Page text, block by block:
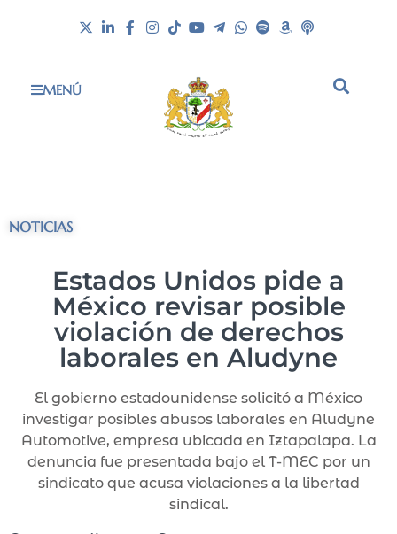
MENÚ
NOTICIAS
Estados Unidos pide a
México revisar posible
violación de derechos
laborales en Aludyne
El gobierno estadounidense solicitó a México
investigar posibles abusos laborales en Aludyne
Automotive, empresa ubicada en Iztapalapa. La
denuncia fue presentada bajo el T-MEC por un
sindicato que acusa violaciones a la libertad
sindical.